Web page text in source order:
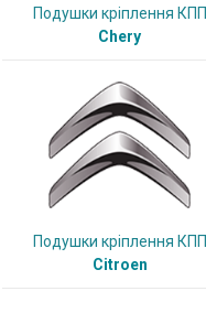
Подушки кріплення КПП
Chery
Подушки кріплення КПП
Citroen